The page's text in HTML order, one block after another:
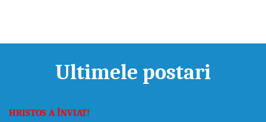
Ultimele postari
HRISTOS A ÎNVIAT!